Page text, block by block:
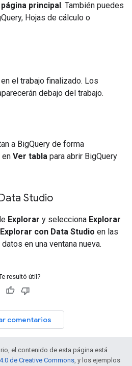
página principal. También puedes
Hojas de cálculo o
en el trabajo finalizado. Los
debajo del trabajo.
a BigQuery de forma
en Ver tabla para abrir BigQuery
Studio
Explorar y selecciona Explorar
Explorar con Data Studio en las
en una ventana nueva.
resultó útil?
comentarios
el contenido de esta página está
de Creative Commons, y los ejemplos